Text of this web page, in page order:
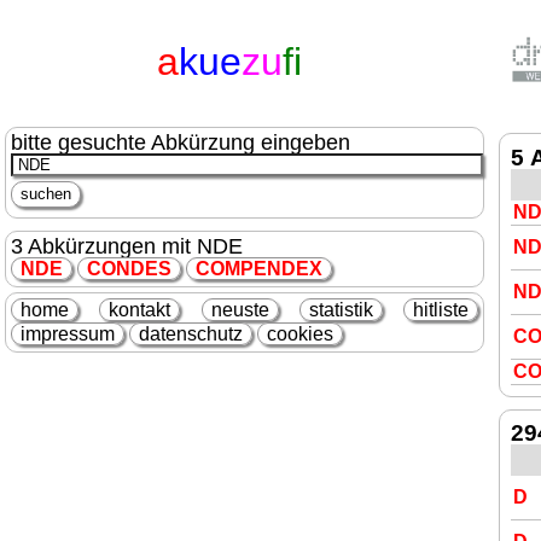
akuezufi
bitte gesuchte Abkürzung eingeben
3 Abkürzungen mit NDE
NDE CONDES COMPE NDEX
home kontakt neuste statistik
hitliste
impressum
datenschutz cookies
5
CO
D